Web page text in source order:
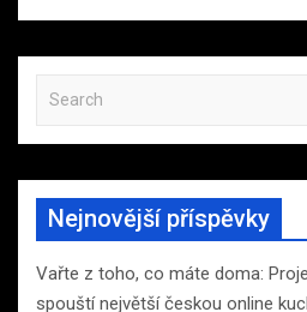
a
r
h
Nejnovější příspěvky
Vařte z toho, co máte doma:
spouští největší českou online